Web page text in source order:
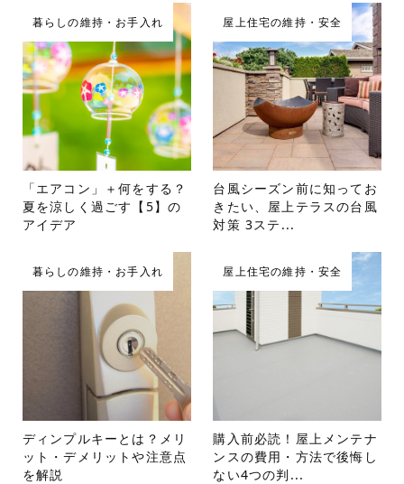
暮らしの維持・お手入れ
「エアコン」＋何をする？
夏を涼しく過ごす【5】の
アイデア
屋上住宅の維持・安全
台風シーズン前に知ってお
きたい、屋上テラスの台風
対策 3ステ...
暮らしの維持・お手入れ
ディンプルキーとは？メリ
ット・デメリットや注意点
を解説
屋上住宅の維持・安全
購入前必読！屋上メンテナ
ンスの費用・方法で後悔し
ない4つの判...